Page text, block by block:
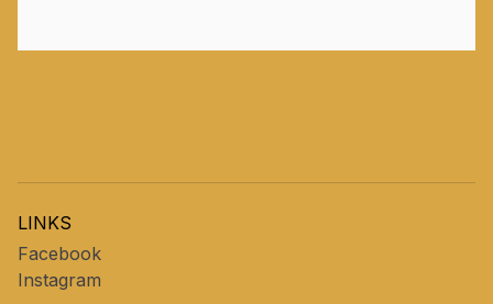
LINKS
Facebook
Instagram